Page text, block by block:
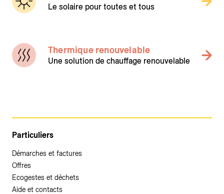
Le solaire pour toutes et tous
Thermique renouvelable
Une solution de chauffage renouvelable
Particuliers
Démarches et factures
Offres
Ecogestes et déchets
Aide et contacts